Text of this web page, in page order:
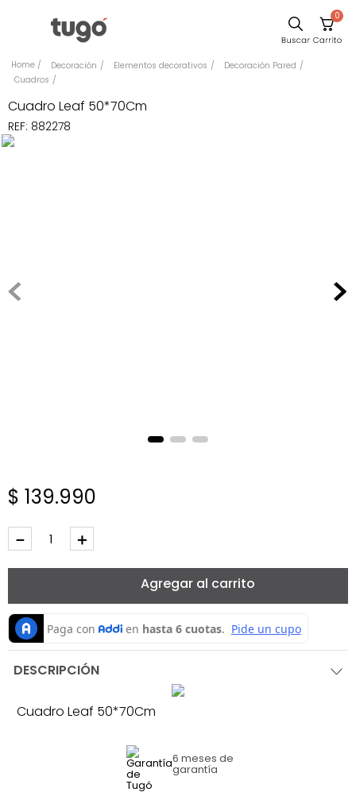
0
Decoración Elementos decorativos
Decoración Pared
Cuadros
Cuadro Leaf 50*70Cm
REF: 882278
$ 139.990
＋
－
Agregar al carrito
DESCRIPCIÓN
Cuadro Leaf 50*70Cm
6 meses de
garantía
Comedor
Escritorio